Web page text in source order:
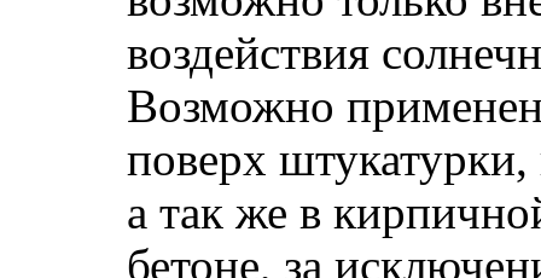
воздействия
Возможно
поверх
а так же в
бетоне, за